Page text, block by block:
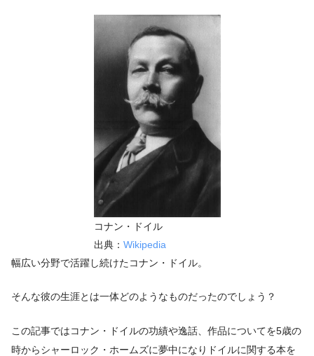
コナン・ドイル
出典： Wikipedia
幅広い分野で活躍し続けたコナン・ドイル。
そんな彼の生涯とは一体どのようなものだったのでしょう？
この記事ではコナン・ドイルの功績や逸話、作品についてを5歳の
時からシャーロック・ホームズに夢中になりドイルに関する本を